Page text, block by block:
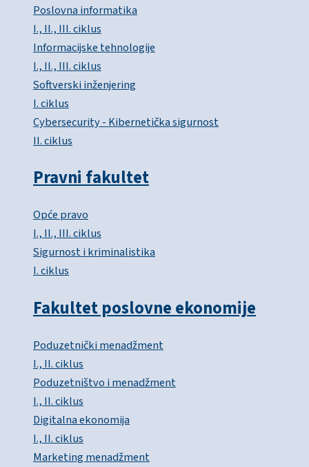
Poslovna informatika
I., II., III. ciklus
Informacijske tehnologije
I., II., III. ciklus
Softverski inženjering
I. ciklus
Cybersecurity - Kibernetička sigurnost
II. ciklus
Pravni fakultet
Opće pravo
I., II., III. ciklus
Sigurnost i kriminalistika
I. ciklus
Fakultet poslovne ekonomije
Poduzetnički menadžment
I., II. ciklus
Poduzetništvo i menadžment
I., II. ciklus
Digitalna ekonomija
I., II. ciklus
Marketing menadžment